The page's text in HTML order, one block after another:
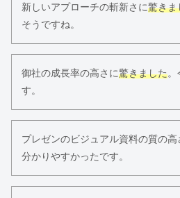
新しいアプローチの斬新さに驚きま
そうですね。
御社の成長率の高さに驚きました
す。
プレゼンのビジュアル資料の質の高
分かりやすかったです。